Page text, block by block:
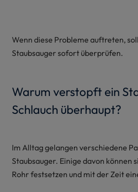
Wenn diese Probleme auftreten,
Staubsauger sofort überprüfen.
Warum verstopft ein
Schlauch überhaupt?
Im Alltag gelangen verschiedene
Staubsauger. Einige davon können
Rohr festsetzen und mit der Zeit